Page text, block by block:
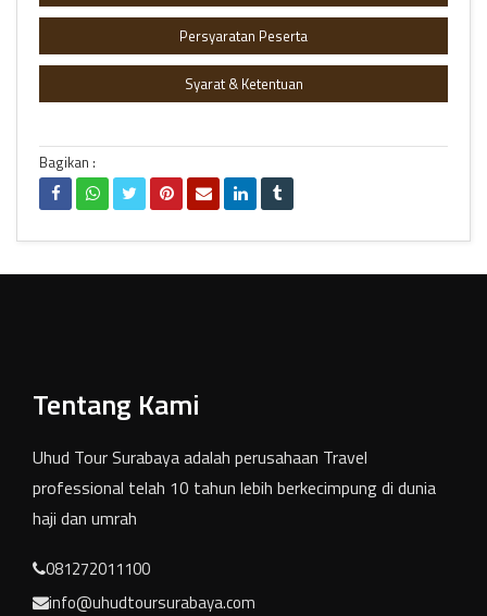
Persyaratan Peserta
Syarat & Ketentuan
Bagikan :
Tentang Kami
Uhud Tour Surabaya adalah perusahaan Travel
professional telah 10 tahun lebih berkecimpung di dunia
haji dan umrah
081272011100
info@uhudtoursurabaya.com